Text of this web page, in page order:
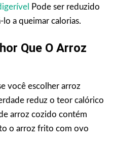
Pode ser reduzido
a queimar calorias.
Que O Arroz
você escolher arroz
reduz o teor calórico
arroz cozido contém
o arroz frito com ovo